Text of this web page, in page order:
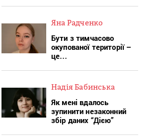
Яна Радченко
Бути з тимчасово
окупованої території –
це…
Надія Бабинська
Як мені вдалось
зупинити незаконний
збір даних “Дією”